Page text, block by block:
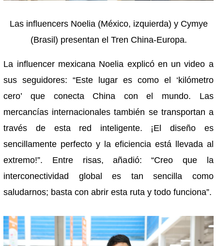
Las influencers Noelia (México, izquierda) y Cymye
(Brasil) presentan el Tren China-Europa.
La influencer mexicana Noelia explicó en un video a
sus seguidores: “Este lugar es como el ‘kilómetro
cero’ que conecta China con el mundo. Las
mercancías internacionales también se transportan a
través de esta red inteligente. ¡El diseño es
sencillamente perfecto y la eficiencia está llevada al
extremo!”. Entre risas, añadió: “Creo que la
interconectividad global es tan sencilla como
saludarnos; basta con abrir esta ruta y todo funciona”.